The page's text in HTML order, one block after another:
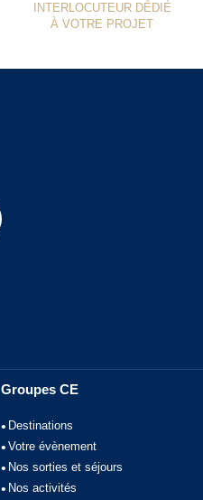
INTERLOCUTEUR DÉDIÉ
À VOTRE PROJET
Groupes CE
Destinations
Votre évènement
Nos sorties et séjours
Nos activités